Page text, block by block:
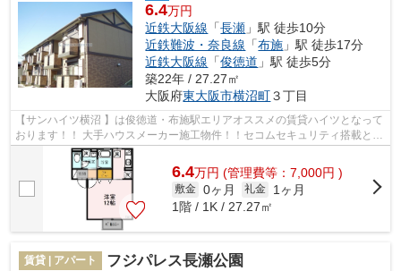
6.4万円
近鉄大阪線 「長瀬 」駅 徒歩10分
近鉄難波・奈良線 「布施 」駅 徒歩17分
近鉄大阪線 「俊徳道 」駅 徒歩5分
築22年 / 27.27㎡
大阪府東大阪市横沼町３丁目
【サンハイツ横沼 】は俊徳道・布施駅エリアオススメの賃貸ハイツとなって
おります！！ 大手ハウスメーカー施工物件！！セコムセキュリティ搭載とな
っておりますので防犯性も安心して...
6.4万円 (管理費等：7,000円 )
敷金 0ヶ月 礼金
1ヶ月
1階 / 1K / 27.27㎡
賃貸 | アパート フジパレス長瀬公園